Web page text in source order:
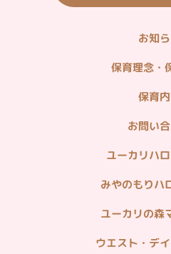
不動産情報（分譲・仲介・賃貸
お知
保育理念・
保育
お問い
ユーカリハ
みやのもりハ
ユーカリの森
ウエスト・デ